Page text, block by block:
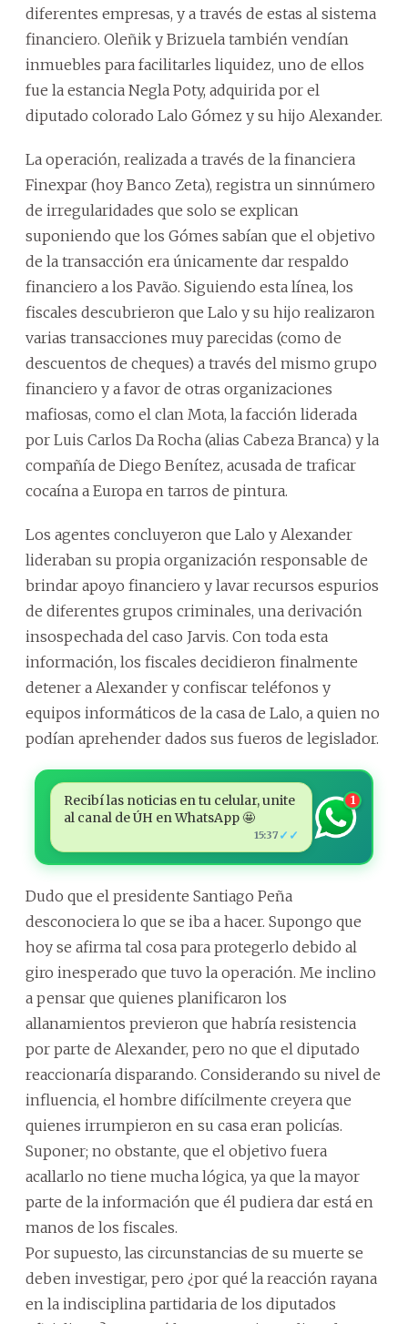
diferentes empresas, y a través de estas al sistema
financiero. Oleñik y Brizuela también vendían
inmuebles para facilitarles liquidez, uno de ellos
fue la estancia Negla Poty, adquirida por el
diputado colorado Lalo Gómez y su hijo Alexander.
La operación, realizada a través de la financiera
Finexpar (hoy Banco Zeta), registra un sinnúmero
de irregularidades que solo se explican
suponiendo que los Gómes sabían que el objetivo
de la transacción era únicamente dar respaldo
financiero a los Pavão. Siguiendo esta línea, los
fiscales descubrieron que Lalo y su hijo realizaron
varias transacciones muy parecidas (como de
descuentos de cheques) a través del mismo grupo
financiero y a favor de otras organizaciones
mafiosas, como el clan Mota, la facción liderada
por Luis Carlos Da Rocha (alias Cabeza Branca) y la
compañía de Diego Benítez, acusada de traficar
cocaína a Europa en tarros de pintura.
Los agentes concluyeron que Lalo y Alexander
lideraban su propia organización responsable de
brindar apoyo financiero y lavar recursos espurios
de diferentes grupos criminales, una derivación
insospechada del caso Jarvis. Con toda esta
información, los fiscales decidieron finalmente
detener a Alexander y confiscar teléfonos y
equipos informáticos de la casa de Lalo, a quien no
podían aprehender dados sus fueros de legislador.
Recibí las noticias en tu celular, unite
al canal de ÚH en WhatsApp 🤩
15:37 ✓✓
1
Dudo que el presidente Santiago Peña
desconociera lo que se iba a hacer. Supongo que
hoy se afirma tal cosa para protegerlo debido al
giro inesperado que tuvo la operación. Me inclino
a pensar que quienes planificaron los
allanamientos previeron que habría resistencia
por parte de Alexander, pero no que el diputado
reaccionaría disparando. Considerando su nivel de
influencia, el hombre difícilmente creyera que
quienes irrumpieron en su casa eran policías.
Suponer; no obstante, que el objetivo fuera
acallarlo no tiene mucha lógica, ya que la mayor
parte de la información que él pudiera dar está en
manos de los fiscales.
Por supuesto, las circunstancias de su muerte se
deben investigar, pero ¿por qué la reacción rayana
en la indisciplina partidaria de los diputados